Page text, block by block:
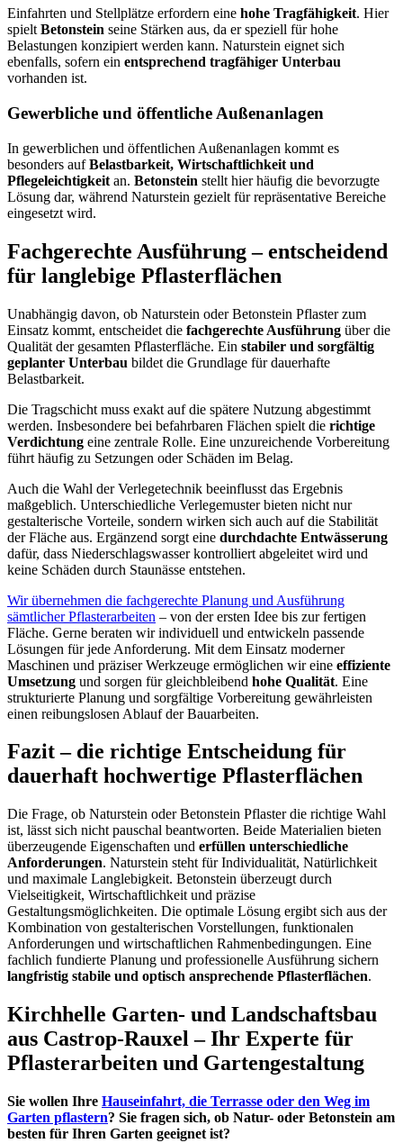
Einfahrten und Stellplätze erfordern eine hohe Tragfähigkeit. Hier
spielt Betonstein seine Stärken aus, da er speziell für hohe
Belastungen konzipiert werden kann. Naturstein eignet sich
ebenfalls, sofern ein entsprechend tragfähiger Unterbau
vorhanden ist.
Gewerbliche und öffentliche Außenanlagen
In gewerblichen und öffentlichen Außenanlagen kommt es
besonders aufBelastbarkeit, Wirtschaftlichkeit und
Pflegeleichtigkeit an. Betonstein stellt hier häufig die bevorzugte
Lösung dar, während Naturstein gezielt für repräsentative Bereiche
eingesetzt wird.
Fachgerechte Ausführung – entscheidend
für langlebige Pflasterflächen
Unabhängig davon, ob Naturstein oder Betonstein Pflaster zum
Einsatz kommt, entscheidet die fachgerechte Ausführung über die
Qualität der gesamten Pflasterfläche. Ein stabiler und sorgfältig
geplanter Unterbau bildet die Grundlage für dauerhafte
Belastbarkeit.
Die Tragschicht muss exakt auf die spätere Nutzung abgestimmt
werden. Insbesondere bei befahrbaren Flächen spielt die richtige
Verdichtung eine zentrale Rolle. Eine unzureichende Vorbereitung
führt häufig zu Setzungen oder Schäden im Belag.
Auch die Wahl der Verlegetechnik beeinflusst das Ergebnis
maßgeblich. Unterschiedliche Verlegemuster bieten nicht nur
gestalterische Vorteile, sondern wirken sich auch auf die Stabilität
der Fläche aus. Ergänzend sorgt eine durchdachte Entwässerung
dafür, dass Niederschlagswasser kontrolliert abgeleitet wird und
keine Schäden durch Staunässe entstehen.
Wir übernehmen die fachgerechte Planung und Ausführung
sämtlicher Pflasterarbeiten – von der ersten Idee bis zur fertigen
Fläche. Gerne beraten wir individuell und entwickeln passende
Lösungen für jede Anforderung. Mit dem Einsatz moderner
Maschinen und präziser Werkzeuge ermöglichen wir eine effiziente
Umsetzung und sorgen für gleichbleibend hohe Qualität. Eine
strukturierte Planung und sorgfältige Vorbereitung gewährleisten
einen reibungslosen Ablauf der Bauarbeiten.
Fazit – die richtige Entscheidung für
dauerhaft hochwertige Pflasterflächen
Die Frage, ob Naturstein oder Betonstein Pflaster die richtige Wahl
ist, lässt sich nicht pauschal beantworten. Beide Materialien bieten
überzeugende Eigenschaften und erfüllen unterschiedliche
Anforderungen. Naturstein steht für Individualität, Natürlichkeit
und maximale Langlebigkeit. Betonstein überzeugt durch
Vielseitigkeit, Wirtschaftlichkeit und präzise
Gestaltungsmöglichkeiten. Die optimale Lösung ergibt sich aus der
Kombination von gestalterischen Vorstellungen, funktionalen
Anforderungen und wirtschaftlichen Rahmenbedingungen. Eine
fachlich fundierte Planung und professionelle Ausführung sichern
langfristig stabile und optisch ansprechende Pflasterflächen.
Kirchhelle Garten- und Landschaftsbau
aus Castrop-Rauxel – Ihr Experte für
Pflasterarbeiten und Gartengestaltung
Sie wollen Ihre Hauseinfahrt, die Terrasse oder den Weg im
Garten pflastern? Sie fragen sich, ob Natur- oder Betonstein am
besten für Ihren Garten geeignet ist?